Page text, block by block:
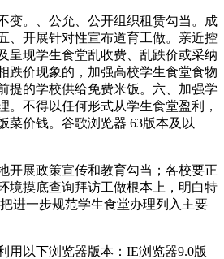
。、公允、公开组织租赁勾当。成
、开展针对性宣布道育工做。亲近控
呈现学生食堂乱收费、乱跌价或采纳
跌价现象的，加强高校学生食堂食物
提的学校供给免费米饭。六、加强学
。不得以任何形式从学生食堂盈利，
菜价钱。谷歌浏览器 63版本及以
展政策宣传和教育勾当；各校要正
境摸底查询拜访工做根本上，明白特
进一步规范学生食堂办理列入主要
以下浏览器版本：IE浏览器9.0版